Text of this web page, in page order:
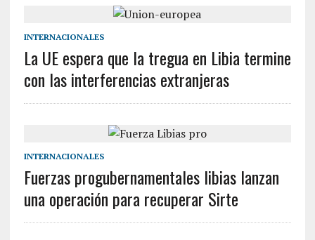
INTERNACIONALES
La UE espera que la tregua en Libia termine
con las interferencias extranjeras
INTERNACIONALES
Fuerzas progubernamentales libias lanzan
una operación para recuperar Sirte